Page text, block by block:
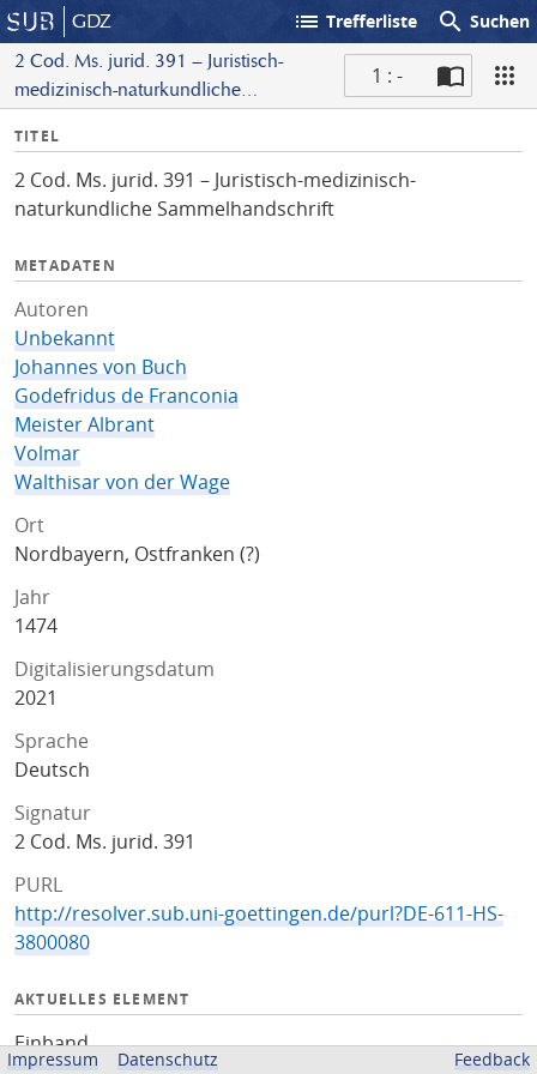
GDZ list Trefferliste search Suchen
2 Cod. Ms. jurid. 391 – Juristisch-
medizinisch-naturkundliche
1 : -
I
f
o
TITEL
2 Cod. Ms. jurid. 391 – Juristisch-medizinisch-
naturkundliche Sammelhandschrift
METADATEN
Autoren
Unbekannt
Johannes von Buch
Godefridus de Franconia
Meister Albrant
Volmar
Walthisar von der Wage
Ort
Nordbayern, Ostfranken (?)
Jahr
1474
Digitalisierungsdatum
2021
Sprache
Deutsch
Signatur
2 Cod. Ms. jurid. 391
PURL
http://resolver.sub.uni-goettingen.de/purl?DE-611-HS-
3800080
AKTUELLES ELEMENT
Einband
Impressum Datenschutz Feedback